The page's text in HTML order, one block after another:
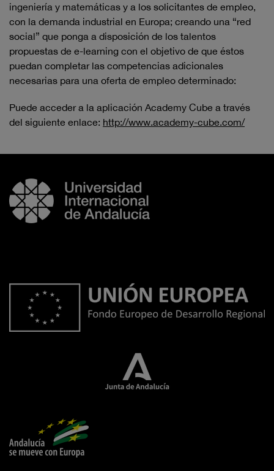
ingeniería y matemáticas y a los solicitantes de empleo,
con la demanda industrial en Europa; creando una “red
social” que ponga a disposición de los talentos
propuestas de e-learning con el objetivo de que éstos
puedan completar las competencias adicionales
necesarias para una oferta de empleo determinado:
Puede acceder a la aplicación Academy Cube a través
del siguiente enlace: http://www.academy-cube.com/